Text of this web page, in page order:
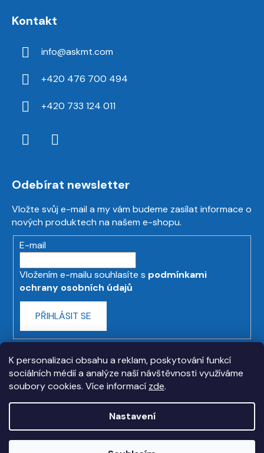
K personalizaci obsahu a reklam, poskytování funkcí
sociálních médií a analýze naší návštěvnosti využíváme
soubory cookies. Více informací zde.
Nastavení
Kontakt
info@askmt.com
+420 476 700 494
+420 733 124 011
Odebírat newsletter
Vložte svůj e-mail a my vám budeme zasílat informace o
nových produktech na našem e-shopu.
E-mail
Vložením e-mailu souhlasíte s podmínkami
ochrany osobních údajů
PŘIHLÁSIT SE
Vytvořil Shoptet